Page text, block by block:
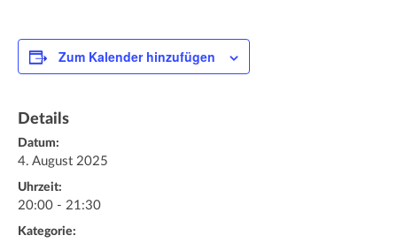
Zum Kalender hinzufügen
Details
Datum:
4. August 2025
Uhrzeit:
20:00 - 21:30
Kategorie: